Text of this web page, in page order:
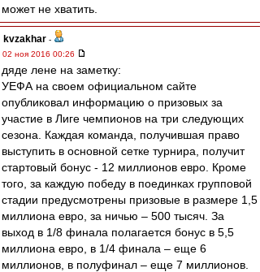
может не хватить.
kvzakhar -
02 ноя 2016 00:26
дяде лене на заметку:
УЕФА на своем официальном сайте
опубликовал информацию о призовых за
участие в Лиге чемпионов на три следующих
сезона. Каждая команда, получившая право
выступить в основной сетке турнира, получит
стартовый бонус - 12 миллионов евро. Кроме
того, за каждую победу в поединках групповой
стадии предусмотрены призовые в размере 1,5
миллиона евро, за ничью – 500 тысяч. За
выход в 1/8 финала полагается бонус в 5,5
миллиона евро, в 1/4 финала – еще 6
миллионов, в полуфинал – еще 7 миллионов.